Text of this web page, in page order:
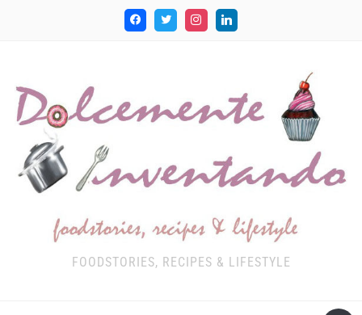
FOODSTORIES, RECIPES & LIFESTYLE